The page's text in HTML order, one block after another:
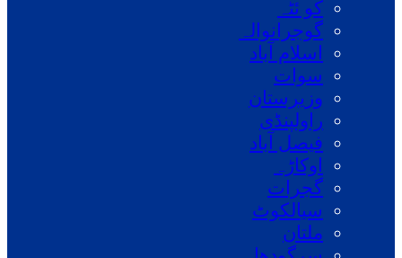
کو ئٹہ
گوجرانوالہ
اسلام آباد
سوات
وزیرستان
راولپنڈی
فیصل آباد
اوکاڑہ
گجرات
سیالکوٹ
ملتان